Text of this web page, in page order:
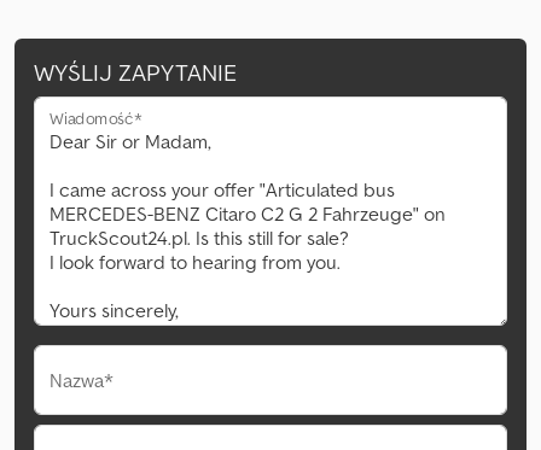
WYŚLIJ ZAPYTANIE
Wiadomość*
Nazwa*